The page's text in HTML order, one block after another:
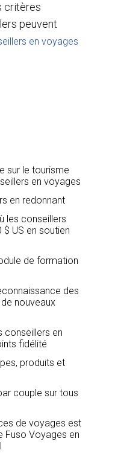
critères
peuvent
en voyages
sur le tourisme
en voyages
en redonnant
les conseillers
$ US en soutien
de formation
des
nouveaux
conseillers en
fidélité
produits et
couple sur tous
de voyages est
Fuso Voyages en